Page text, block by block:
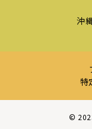
沖
特
©︎